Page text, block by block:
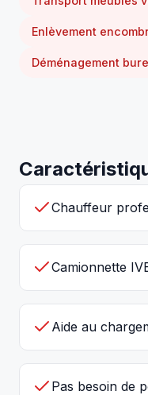
Enlèvement
Déménagement
Chauffeur
Camionnette
Aide au
Pas besoin de